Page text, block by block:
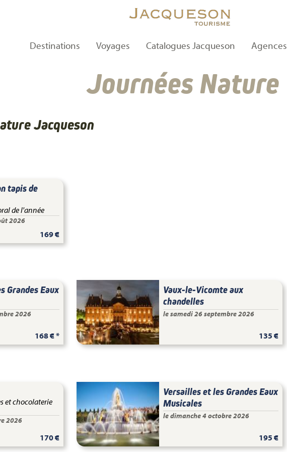
Destinations Voyages Catalogues Jacqueson Agences
Journées Nature
Jacqueson
tapis de
de l'année
2026
169 €
Grandes Eaux
2026
168 € *
Vaux-le-Vicomte aux
chandelles
le samedi 26 septembre 2026
135 €
et chocolaterie
2026
170 €
Versailles et les Grandes Eaux
Musicales
le dimanche 4 octobre 2026
195 €